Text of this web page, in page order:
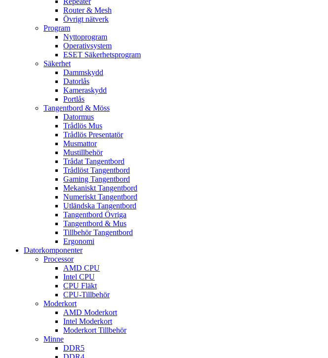
Router & Mesh
Övrigt nätverk
Program
Nyttoprogram
Operativsystem
ESET Säkerhetsprogram
Säkerhet
Dammskydd
Datorlås
Kameraskydd
Portlås
Tangentbord & Möss
Datormus
Trådlös Mus
Trådlös Presentatör
Musmattor
Mustillbehör
Trådat Tangentbord
Trådlöst Tangentbord
Gaming Tangentbord
Mekaniskt Tangentbord
Numeriskt Tangentbord
Utländska Tangentbord
Tangentbord Övriga
Tangentbord & Mus
Tillbehör Tangentbord
Ergonomi
Datorkomponenter
Processor
AMD CPU
Intel CPU
CPU Fläkt
CPU-Tillbehör
Moderkort
AMD Moderkort
Intel Moderkort
Moderkort Tillbehör
Minne
DDR5